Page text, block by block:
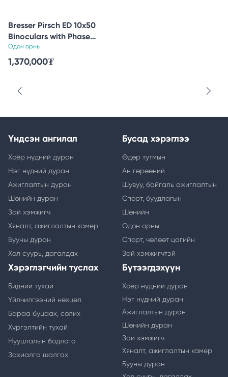
Bresser Pirsch ED 10x50
Binoculars with Phase
Coating
Одон орны
1,370,000₮
Үндсэн ангилал
Хоёр нүдний дуран
Нэг нүдний дуран
Ажиглалтын дуран
Шөнийн дуран
Зай хэмжигч
Хяналт, ажиглалтын камер
Бууны дуран
Хөл суурь, дагалдах
Бусад хэрэглээ
Өдөр тутмын
Ан гөрөөний
Шувуу, байгаль ажиглалтын
Спорт, буудлагын
Шөнийн
Одон орны
Спорт, чөлөөт цагийн
Зай хэмжигчтэй
Хэрэглэгчийн туслах
Бидний тухай
Үйлчилгээний нөхцөл
Бараа буцаах, солих
Хүргэлтийн тухай
Нууцлалын бодлого
Захиалга шалгах
Бүтээгдэхүүн
Хоёр нүдний дуран
Нэг нүдний дуран
Ажиглалтын дуран
Шөнийн дуран
Зай хэмжигч
Хяналт, ажиглалтын камер
Бууны дуран